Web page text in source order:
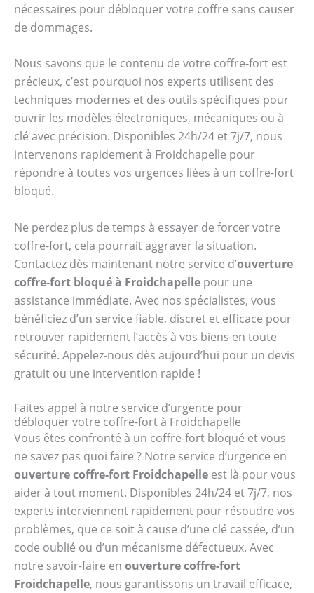
nécessaires pour débloquer votre coffre sans causer
de dommages.
Nous savons que le contenu de votre coffre-fort est
précieux, c’est pourquoi nos experts utilisent des
techniques modernes et des outils spécifiques pour
ouvrir les modèles électroniques, mécaniques ou à
clé avec précision. Disponibles 24h/24 et 7j/7, nous
intervenons rapidement à Froidchapelle pour
répondre à toutes vos urgences liées à un coffre-fort
bloqué.
Ne perdez plus de temps à essayer de forcer votre
coffre-fort, cela pourrait aggraver la situation.
Contactez dès maintenant notre service d’ouverture
coffre-fort bloqué à Froidchapelle pour une
assistance immédiate. Avec nos spécialistes, vous
bénéficiez d’un service fiable, discret et efficace pour
retrouver rapidement l’accès à vos biens en toute
sécurité. Appelez-nous dès aujourd’hui pour un devis
gratuit ou une intervention rapide !
Faites appel à notre service d’urgence pour
débloquer votre coffre-fort à Froidchapelle
Vous êtes confronté à un coffre-fort bloqué et vous
ne savez pas quoi faire ? Notre service d’urgence en
ouverture coffre-fort Froidchapelle est là pour vous
aider à tout moment. Disponibles 24h/24 et 7j/7, nos
experts interviennent rapidement pour résoudre vos
problèmes, que ce soit à cause d’une clé cassée, d’un
code oublié ou d’un mécanisme défectueux. Avec
notre savoir-faire en ouverture coffre-fort
Froidchapelle, nous garantissons un travail efficace,